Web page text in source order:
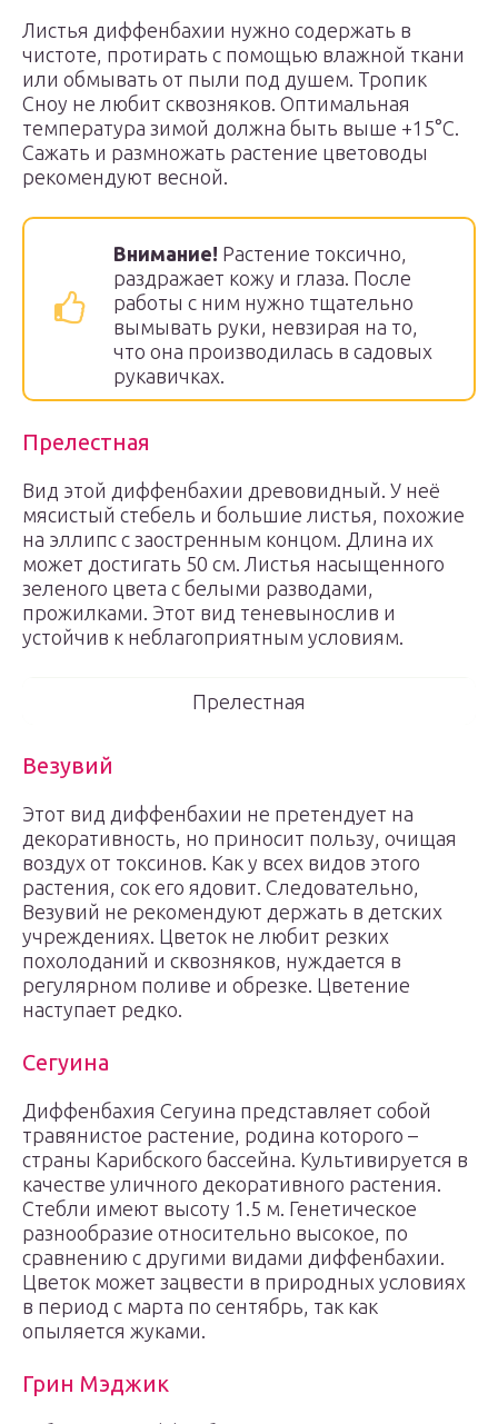
Листья диффенбахии нужно содержать в
чистоте, протирать с помощью влажной ткани
или обмывать от пыли под душем. Тропик
Сноу не любит сквозняков. Оптимальная
температура зимой должна быть выше +15°С.
Сажать и размножать растение цветоводы
рекомендуют весной.
Внимание! Растение токсично,
раздражает кожу и глаза. После
работы с ним нужно тщательно
вымывать руки, невзирая на то,
что она производилась в садовых
рукавичках.
Прелестная
Вид этой диффенбахии древовидный. У неё
мясистый стебель и большие листья, похожие
на эллипс с заостренным концом. Длина их
может достигать 50 см. Листья насыщенного
зеленого цвета с белыми разводами,
прожилками. Этот вид теневынослив и
устойчив к неблагоприятным условиям.
Прелестная
Везувий
Этот вид диффенбахии не претендует на
декоративность, но приносит пользу, очищая
воздух от токсинов. Как у всех видов этого
растения, сок его ядовит. Следовательно,
Везувий не рекомендуют держать в детских
учреждениях. Цветок не любит резких
похолоданий и сквозняков, нуждается в
регулярном поливе и обрезке. Цветение
наступает редко.
Сегуина
Диффенбахия Сегуина представляет собой
травянистое растение, родина которого –
страны Карибского бассейна. Культивируется в
качестве уличного декоративного растения.
Стебли имеют высоту 1.5 м. Генетическое
разнообразие относительно высокое, по
сравнению с другими видами диффенбахии.
Цветок может зацвести в природных условиях
в период с марта по сентябрь, так как
опыляется жуками.
Грин Мэджик